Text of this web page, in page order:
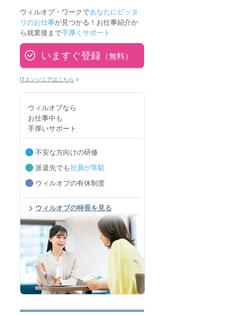
ウィルオブ・ワークであなたにピッタ
リのお仕事が見つかる！お仕事紹介か
ら就業後まで手厚くサポート
いますぐ登録 （無料）
ITエンジニアはこちら
ウィルオブなら
お仕事中も
手厚いサポート
不安な方向けの研修
派遣先でも社員が常駐
ウィルオブの有休制度
ウィルオブの特長を見る